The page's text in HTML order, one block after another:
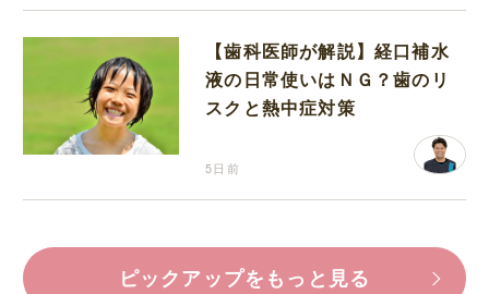
【歯科医師が解説】経口補水
液の日常使いはＮＧ？歯のリ
スクと熱中症対策
5日前
ピックアップをもっと見る